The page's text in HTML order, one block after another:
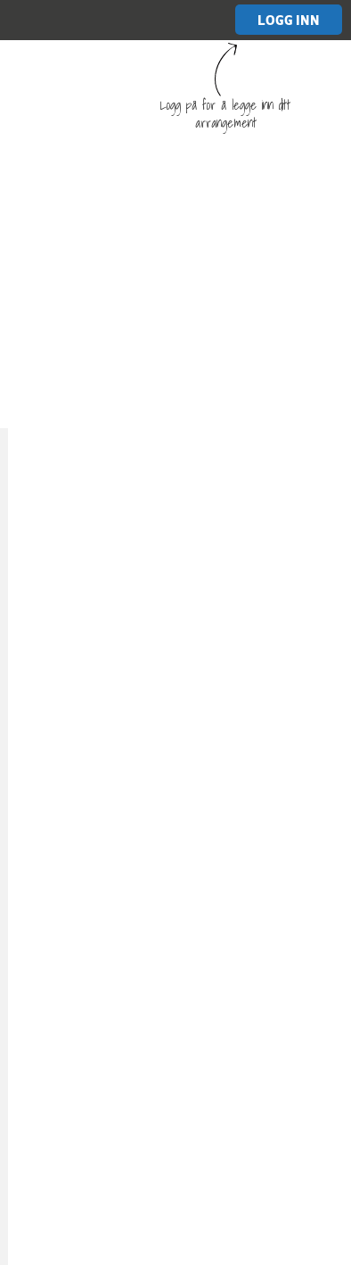
LOGG INN
Logg på for å legge inn ditt
arrangement